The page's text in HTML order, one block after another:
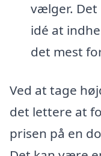
vælger.
idé at
det mest
Ved at tage
det lettere at
prisen på en